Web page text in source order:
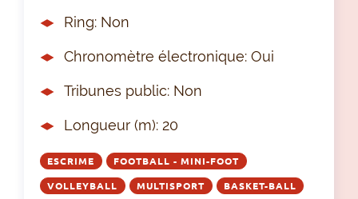
Ring: Non
Chronomètre électronique: Oui
Tribunes public: Non
Longueur (m): 20
ESCRIME FOOTBALL - MINI-FOOT
VOLLEYBALL MULTISPORT BASKET-BALL